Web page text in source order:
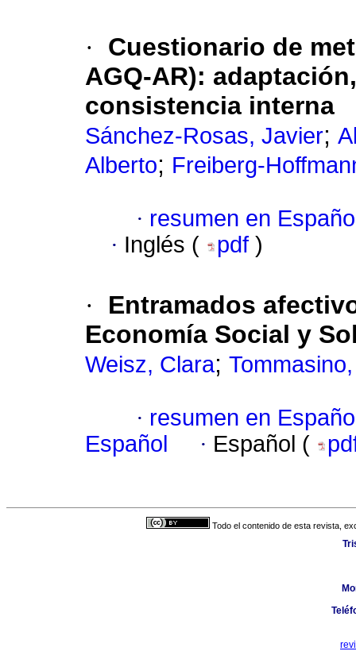
·
Cuestionario de
AGQ-AR):
consistencia interna
Sánchez-Rosas, Javier;
Alberto; Freiberg-
· resumen en
· Inglés ( pdf )
·
Entramados
Economía Social y
Weisz, Clara;
· resumen en
Español
· Español (
Todo el contenido de esta revista,